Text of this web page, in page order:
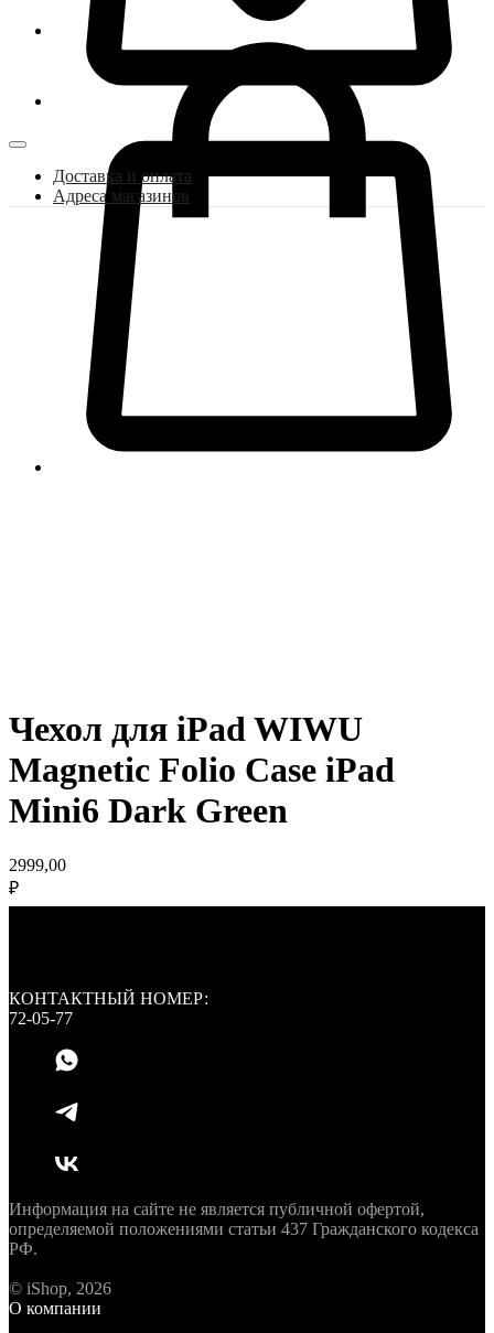
Доставка и оплата
Адреса магазинов
Чехол для iPad WIWU
Magnetic Folio Case iPad
Mini6 Dark Green
2999,00
₽
КОНТАКТНЫЙ НОМЕР:
72-05-77
Информация на сайте не является публичной офертой,
определяемой положениями статьи 437 Гражданского кодекса
РФ.
© iShop, 2026
О компании